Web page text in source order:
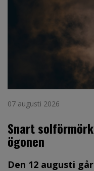
07 augusti 2026
Snart
ögonen
Den 12 augusti